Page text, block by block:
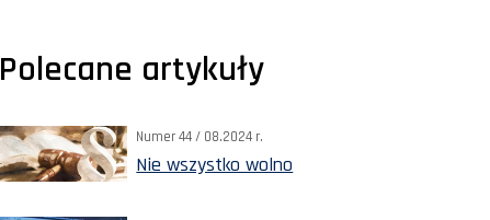
Polecane artykuły
Numer 44 / 08.2024 r.
Nie wszystko wolno